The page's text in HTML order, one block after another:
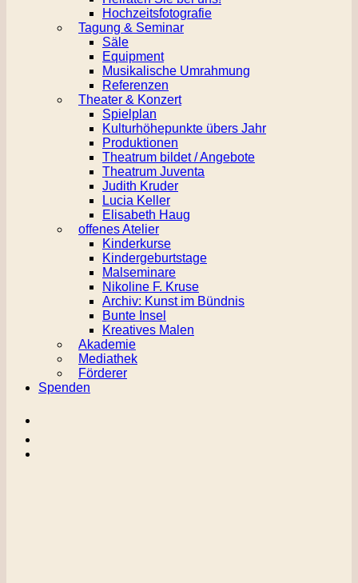
Hochzeitsfotografie
Tagung & Seminar
Säle
Equipment
Musikalische Umrahmung
Referenzen
Theater & Konzert
Spielplan
Kulturhöhepunkte übers Jahr
Produktionen
Theatrum bildet / Angebote
Theatrum Juventa
Judith Kruder
Lucia Keller
Elisabeth Haug
offenes Atelier
Kinderkurse
Kindergeburtstage
Malseminare
Nikoline F. Kruse
Archiv: Kunst im Bündnis
Bunte Insel
Kreatives Malen
Akademie
Mediathek
Förderer
Spenden